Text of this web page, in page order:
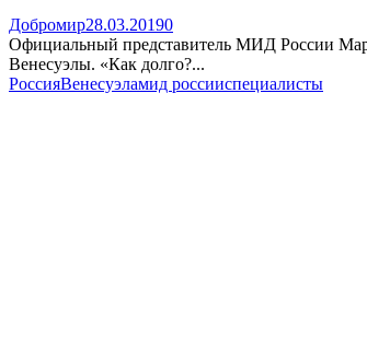
Добромир28.03.20190
Официальный представитель МИД России
Венесуэлы. «Как долго?...
РоссияВенесуэламид россииспециалисты